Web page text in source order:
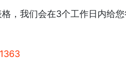
，我们会在3个工作日内给